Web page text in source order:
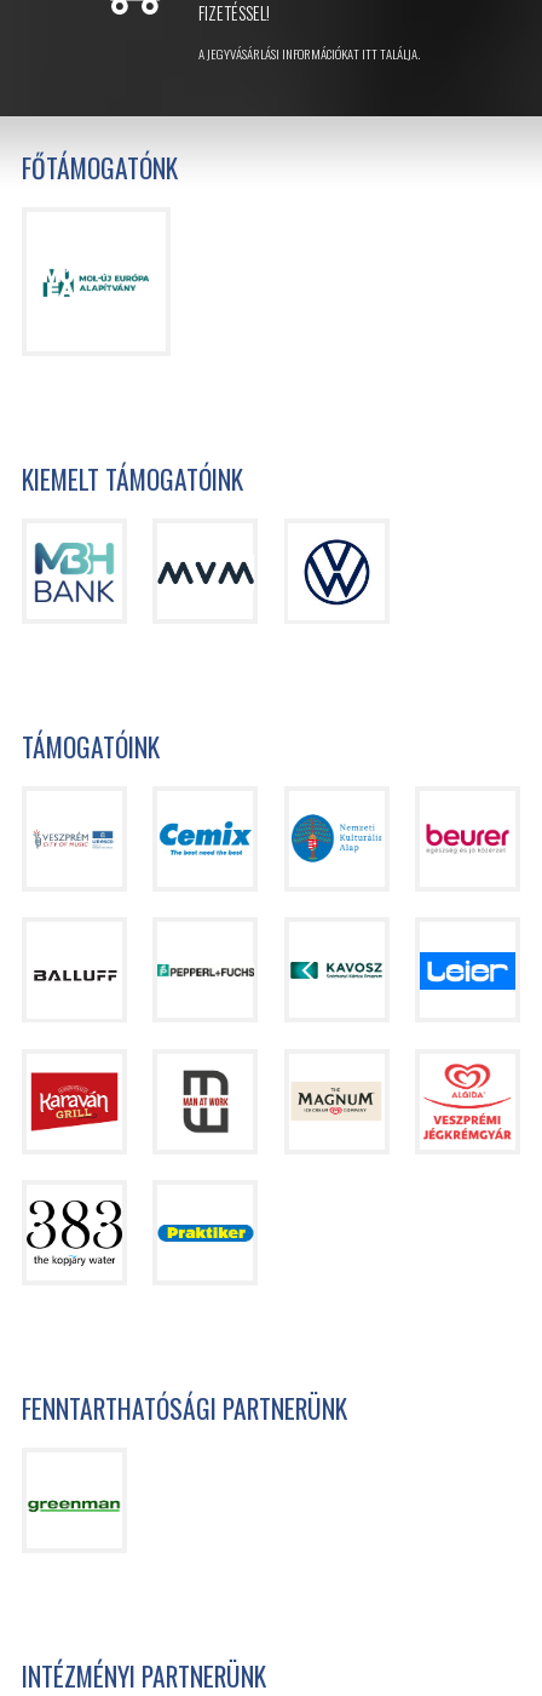
FIZETÉSSEL!
A JEGYVÁSÁRLÁSI INFORMÁCIÓKAT ITT TALÁLJA.
FŐTÁMOGATÓNK
KIEMELT TÁMOGATÓINK
TÁMOGATÓINK
FENNTARTHATÓSÁGI PARTNERÜNK
INTÉZMÉNYI PARTNERÜNK